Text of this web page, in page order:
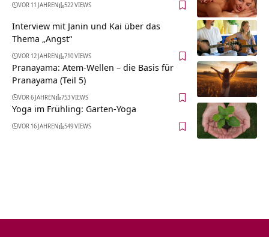
VOR 11 JAHREN 522 VIEWS
Interview mit Janin und Kai über das
Thema „Angst“
VOR 12 JAHREN 710 VIEWS
Pranayama: Atem-Wellen – die Basis für
Pranayama (Teil 5)
VOR 6 JAHREN 753 VIEWS
Yoga im Frühling: Garten-Yoga
VOR 16 JAHREN 549 VIEWS